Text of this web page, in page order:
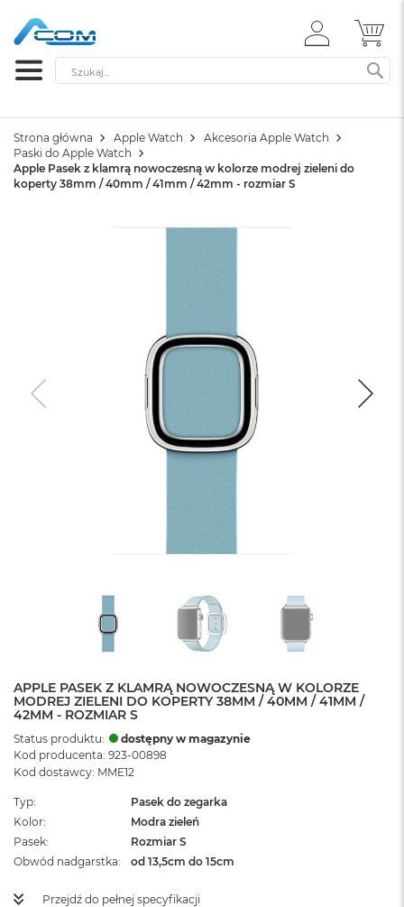
ZALOGUJ
SIĘ
Szukaj
Strona główna Apple Watch
Akcesoria Apple Watch
Paski do Apple Watch
Apple Pasek z klamrą nowoczesną w kolorze modrej zieleni do
koperty 38mm / 40mm / 41mm / 42mm - rozmiar S
APPLE PASEK Z KLAMRĄ NOWOCZESNĄ W KOLORZE
MODREJ ZIELENI DO KOPERTY 38MM / 40MM / 41MM /
42MM - ROZMIAR S
Status produktu:
dostępny w magazynie
Kod producenta: 923-00898
Kod dostawcy: MME12
Typ
Pasek do zegarka
Kolor
Modra zieleń
Pasek
Rozmiar S
Obwód nadgarstka
od 13,5cm do 15cm
Przejdź do pełnej specyfikacji